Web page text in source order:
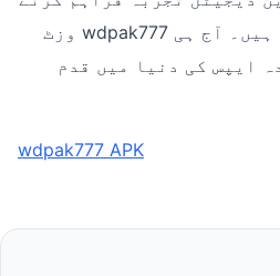
کے لیے ہمہ وقت کوشاں ہیں۔ آج ہی wdpak777 وزٹ
ایپس کی دنیا میں قدم
wdpak777 APK